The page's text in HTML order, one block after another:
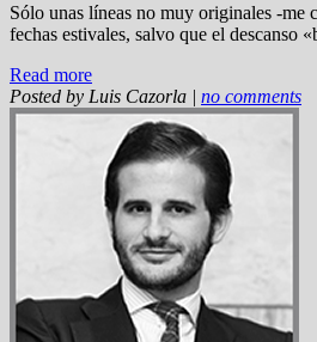
Sólo unas líneas no muy originales -me
fechas estivales, salvo que el descanso
Read more
Posted by Luis Cazorla | no comments